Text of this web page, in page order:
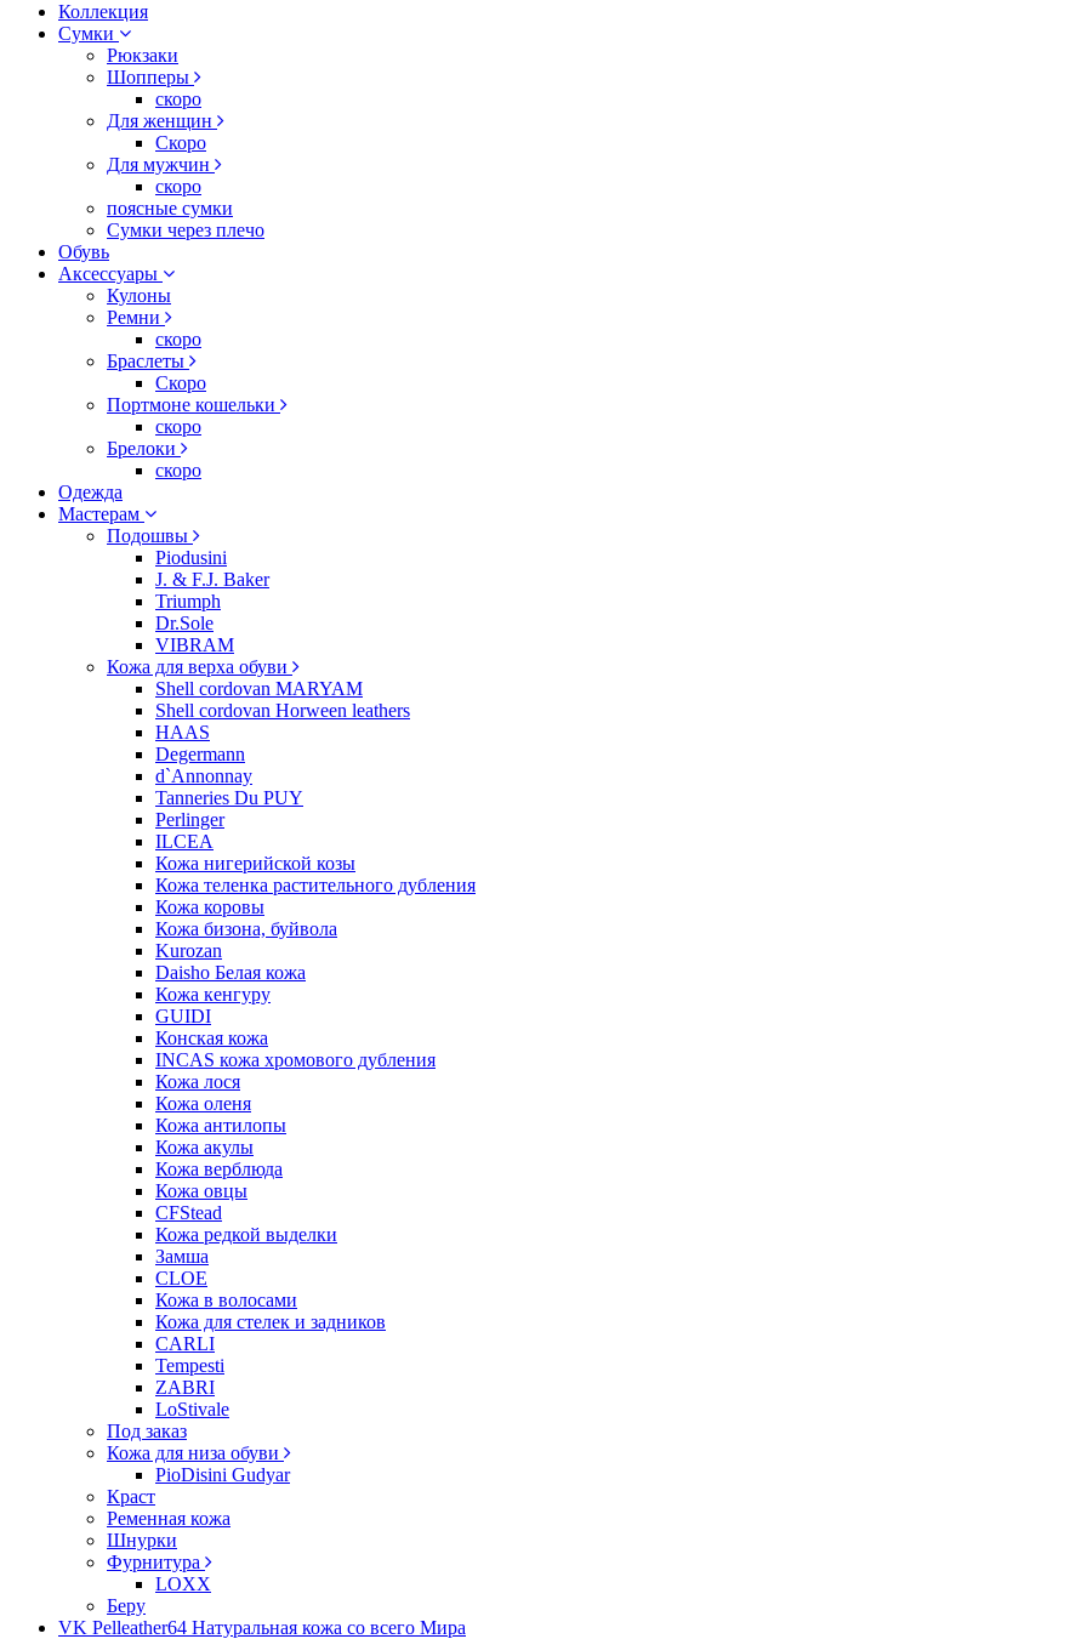
Коллекция
Сумки
Рюкзаки
Шопперы
скоро
Для женщин
Скоро
Для мужчин
скоро
поясные сумки
Сумки через плечо
Обувь
Аксессуары
Кулоны
Ремни
скоро
Браслеты
Скоро
Портмоне кошельки
скоро
Брелоки
скоро
Одежда
Мастерам
Подошвы
Piodusini
J. & F.J. Baker
Triumph
Dr.Sole
VIBRAM
Кожа для верха обуви
Shell cordovan MARYAM
Shell cordovan Horween leathers
HAAS
Degermann
d`Annonnay
Tanneries Du PUY
Perlinger
ILCEA
Кожа нигерийской козы
Кожа теленка растительного дубления
Кожа коровы
Кожа бизона, буйвола
Kurozan
Daisho Белая кожа
Кожа кенгуру
GUIDI
Конская кожа
INCAS кожа хромового дубления
Кожа лося
Кожа оленя
Кожа антилопы
Кожа акулы
Кожа верблюда
Кожа овцы
CFStead
Кожа редкой выделки
Замша
CLOE
Кожа в волосами
Кожа для стелек и задников
CARLI
Tempesti
ZABRI
LoStivale
Под заказ
Кожа для низа обуви
PioDisini Gudyar
Краст
Ременная кожа
Шнурки
Фурнитура
LOXX
Беру
VK Pelleather64 Натуральная кожа со всего Мира